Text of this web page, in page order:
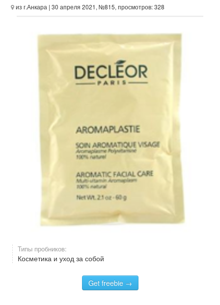
из г.Анкара | 30 апреля 2021, №815, просмотров: 328
Типы пробников:
Косметика и уход за собой
Get freebie →